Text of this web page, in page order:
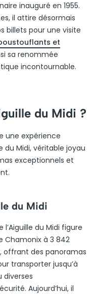
inauguré en 1955.
il attire désormais
billets pour une visite
et
sa renommée
incontournable.
du Midi ?
une expérience
du Midi, véritable joyau
exceptionnels et
du Midi
du Midi figure
Chamonix à 3 842
offrant des panoramas
transporter jusqu’à
diverses
Aujourd’hui, il